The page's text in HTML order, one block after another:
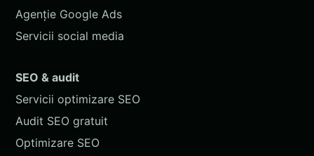
Agenție Google Ads
Servicii social media
SEO & audit
Servicii optimizare SEO
Audit SEO gratuit
Optimizare SEO